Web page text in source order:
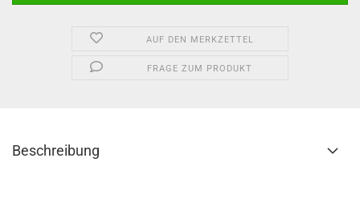
AUF DEN MERKZETTEL
FRAGE ZUM PRODUKT
Beschreibung